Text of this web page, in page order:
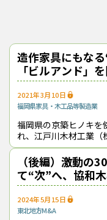
造作家具にもな
「ビルアンド」
2021年3月10日
福岡県家具・木工品等製造業
福岡県の京築ヒノキを
れ、江戸川木材工業（
ている。揺れを抑える
け家具としても使え
（後編）激動の
て“次”へ、協和
雄のルポ＆対論】
2024年5月15日
東北地方M&A